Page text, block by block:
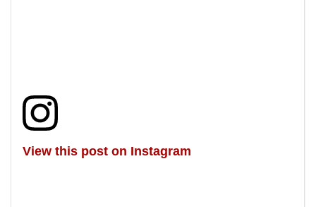
View this post on Instagram